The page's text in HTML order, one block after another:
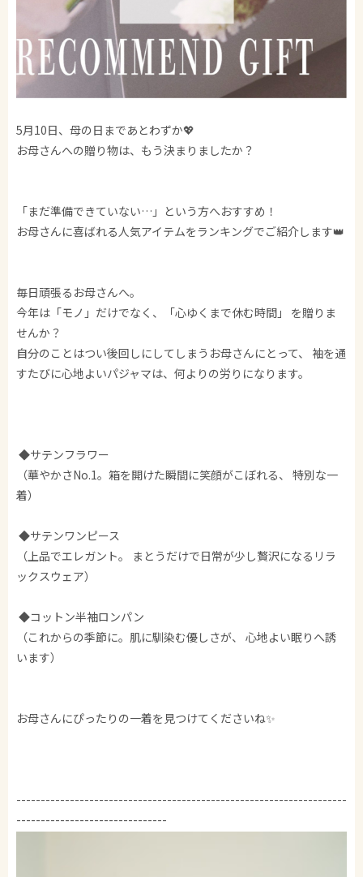
5月10日、母の日まであとわずか💖
お母さんへの贈り物は、もう決まりましたか？
「まだ準備できていない…」という方へおすすめ！
お母さんに喜ばれる人気アイテムをランキングでご紹介します👑
毎日頑張るお母さんへ。
今年は「モノ」だけでなく、「心ゆくまで休む時間」 を贈りま
せんか？
自分のことはつい後回しにしてしまうお母さんにとって、 袖を通
すたびに心地よいパジャマは、何よりの労りになります。
◆サテンフラワー
（華やかさNo.1。箱を開けた瞬間に笑顔がこぼれる、 特別な一
着）
◆サテンワンピース
（上品でエレガント。 まとうだけで日常が少し贅沢になるリラ
ックスウェア）
◆コットン半袖ロンパン
（これからの季節に。肌に馴染む優しさが、 心地よい眠りへ誘
います）
お母さんにぴったりの一着を見つけてくださいね✨
--------------------------------------------------------------------
-------------------------------